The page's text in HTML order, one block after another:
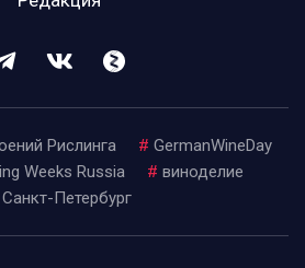
Рислинга # GermanWineDay
Weeks Russia # виноделие
Санкт-Петербург